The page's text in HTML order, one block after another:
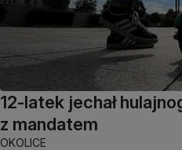
12-latek jechał
z mandatem
OKOLICE